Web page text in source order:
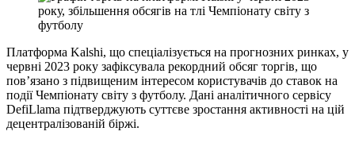
Платформа Kalshi, що спеціалізується на прогнозних ринках, у
червні 2023 року зафіксувала рекордний обсяг торгів, що
пов’язано з підвищеним інтересом користувачів до ставок на
події Чемпіонату світу з футболу. Дані аналітичного сервісу
DefiLlama підтверджують суттєве зростання активності на цій
децентралізованій біржі.